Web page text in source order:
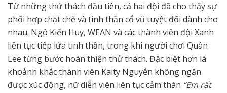
Từ những thử thách đầu tiên, cả hai đội đã cho thấy sự
phối hợp chặt chẽ và tinh thần cổ vũ tuyệt đối dành cho
nhau. Ngô Kiến Huy, WEAN và các thành viên đội Xanh
liên tục tiếp lửa tinh thần, trong khi người chơi Quân
Lee từng bước hoàn thiện thử thách. Đặc biệt hơn là
khoảnh khắc thành viên Kaity Nguyễn không ngăn
được xúc động, nữ diễn viên liên tục cảm thán “Em rất